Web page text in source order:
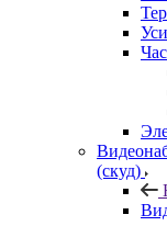
(скуд)